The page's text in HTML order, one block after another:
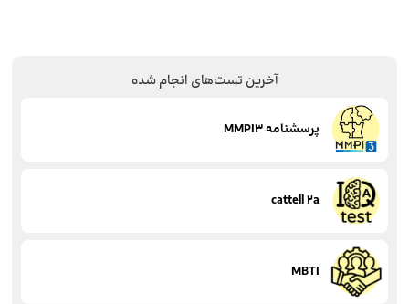
آخرین تست‌های انجام شده
پرسشنامه MMPI3
cattell 2a
MBTI